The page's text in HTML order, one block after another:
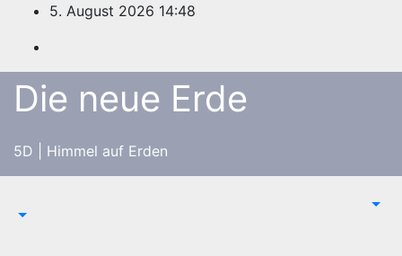
springen
5. August 2026 14:48
Die neue Erde
5D | Himmel auf Erden